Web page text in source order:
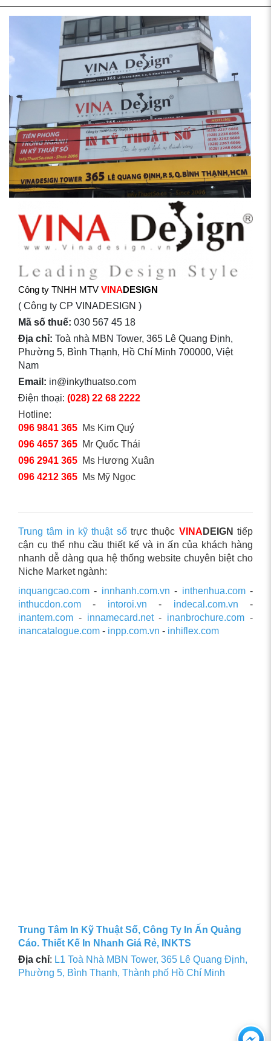
Công ty TNHH MTV VINADESIGN
( Công ty CP VINADESIGN )
Mã số thuế: 030 567 45 18
Địa chỉ: Toà nhà MBN Tower, 365 Lê Quang Định,
Phường 5, Bình Thạnh, Hồ Chí Minh 700000, Việt
Nam
Email: in@inkythuatso.com
Điện thoại: (028) 22 68 2222
Hotline:
096 9841 365 Ms Kim Quý
096 4657 365 Mr Quốc Thái
096 2941 365 Ms Hương Xuân
096 4212 365 Ms Mỹ Ngọc
Trung tâm in kỹ thuật sốtrực thuộc VINA DEIGN tiếp
cận cụ thể nhu cầu thiết kế và in ấn của khách hàng
nhanh dễ dàng qua hệ thống website chuyên biệt cho
Niche Market ngành:
inquangcao.com - innhanh.com.vn - inthenhua.com-
inthucdon.com - intoroi.vn - indecal.com.vn -
inantem.com - innamecard.net- inanbrochure.com -
inancatalogue.com - inpp.com.vn - inhiflex.com
Trung Tâm In Kỹ Thuật Số, Công Ty In Ấn Quảng
Cáo. Thiết Kế In Nhanh Giá Rẻ, INKTS
Địa chỉ: L1 Toà Nhà MBN Tower, 365 Lê Quang Định,
Phường 5, Bình Thạnh, Thành phố Hồ Chí Minh